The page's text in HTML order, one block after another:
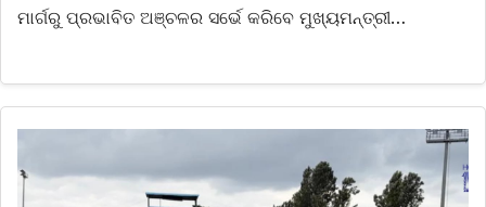
ମାର୍ଗରୁ ପ୍ରଭାବିତ ଅଞ୍ଚଳର ସର୍ଭେ କରିବେ ମୁଖ୍ୟମନ୍ତ୍ରୀ…